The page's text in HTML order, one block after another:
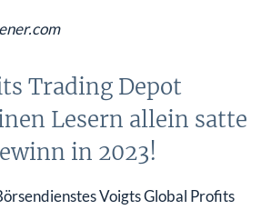
Trading Depot
Lesern allein satte
in 2023!
Voigts Global Profits